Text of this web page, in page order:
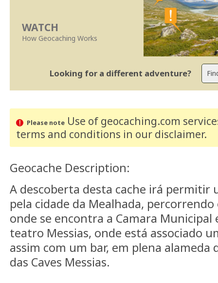
WATCH
How Geocaching Works
Looking for a different adventure?
Please noteUse of geocaching.com
terms and conditions in our disclaimer.
Geocache Description:
A descoberta desta cache irá permitir
pela cidade da Mealhada,
onde se encontra a Camara
teatro Messias, onde está associado
assim com um bar, em plena
das Caves Messias.